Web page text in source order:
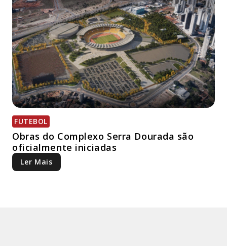
FUTEBOL
Obras do Complexo Serra Dourada são
oficialmente iniciadas
Ler Mais